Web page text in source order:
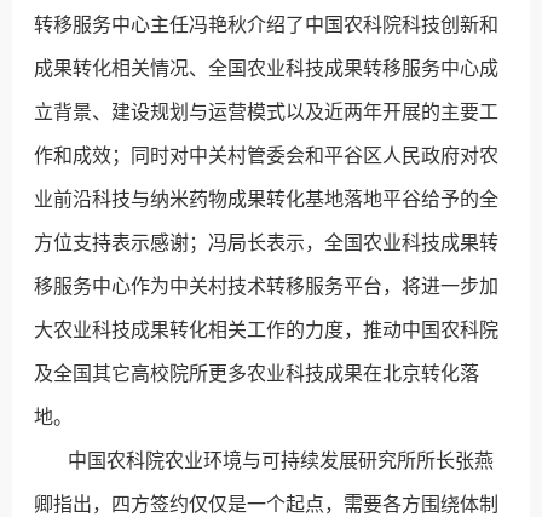
转移服务中心主任冯艳秋介绍了中国农科院科技创新和
成果转化相关情况、全国农业科技成果转移服务中心成
立背景、建设规划与运营模式以及近两年开展的主要工
作和成效；同时对中关村管委会和平谷区人民政府对农
业前沿科技与纳米药物成果转化基地落地平谷给予的全
方位支持表示感谢；冯局长表示，全国农业科技成果转
移服务中心作为中关村技术转移服务平台，将进一步加
大农业科技成果转化相关工作的力度，推动中国农科院
及全国其它高校院所更多农业科技成果在北京转化落
地。
中国农科院农业环境与可持续发展研究所所长张燕
卿指出，四方签约仅仅是一个起点，需要各方围绕体制